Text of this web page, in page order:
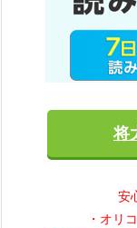
将
安
・オリ